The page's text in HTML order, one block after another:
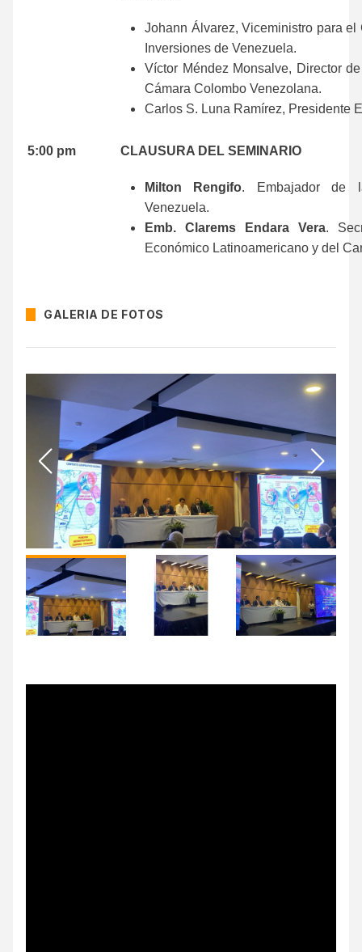
Johann Álvarez, Viceministro para
Inversiones de Venezuela.
Víctor Méndez Monsalve, Director
Cámara Colombo Venezolana.
Carlos S. Luna Ramírez, Presidente
5:00 pm
CLAUSURA DEL SEMINARIO
Milton Rengifo. Embajador de
Venezuela.
Emb. Clarems Endara Vera.
Económico Latinoamericano y del
GALERIA DE FOTOS